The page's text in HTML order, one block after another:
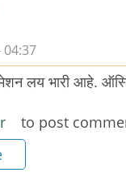
04:37
लय भारी आहे.
to post